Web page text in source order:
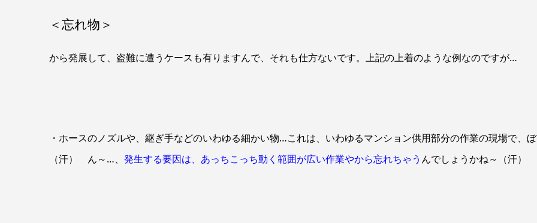
＜忘れ物＞
から発展して、盗難に遭うケースも有りますんで、それも仕方ないです。上記の上着のような例なのですが…
・ホースのノズルや、継ぎ手などのいわゆる細かい物…これは、いわゆるマンション供用部分の作業の現場で、
（汗） ん～…、 発生する要因は、あっちこっち動く範囲が広い作業やから忘れちゃう んでしょうかね～（汗）